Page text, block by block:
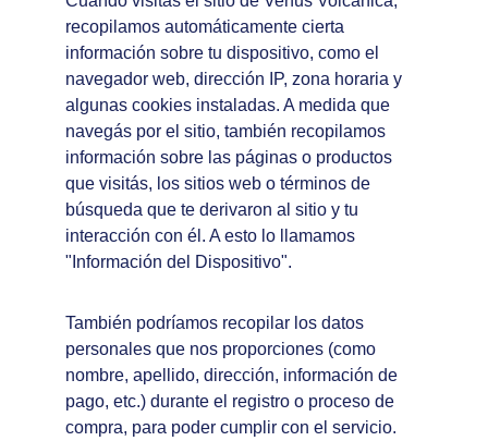
recopilamos automáticamente cierta
información sobre tu dispositivo, como el
navegador web, dirección IP, zona horaria y
algunas cookies instaladas. A medida que
navegás por el sitio, también recopilamos
información sobre las páginas o productos
que visitás, los sitios web o términos de
búsqueda que te derivaron al sitio y tu
interacción con él. A esto lo llamamos
"Información del Dispositivo".
También podríamos recopilar los datos
personales que nos proporciones (como
nombre, apellido, dirección, información de
pago, etc.) durante el registro o proceso de
compra, para poder cumplir con el servicio.